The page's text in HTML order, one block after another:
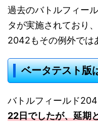
過去のバトルフィー
タが実施されており
2042もその例外では
ベータテスト版
バトルフィールド
22日でしたが、延期